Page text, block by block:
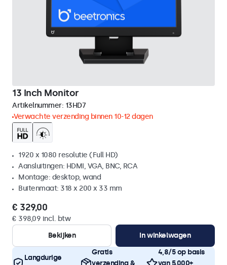
13 Inch Monitor
Artikelnummer: 13HD7
Verwachte verzending binnen 10-12 dagen
1920 x 1080 resolutie (Full HD)
Aansluitingen: HDMI, VGA, BNC, RCA
Montage: desktop, wand
Buitenmaat: 318 x 200 x 33 mm
€ 329,00
€ 398,09 incl. btw
Bekijken
In winkelwagen
Langdurige
Gratis
verzending &
4,8/5 op basis
van 5.000+